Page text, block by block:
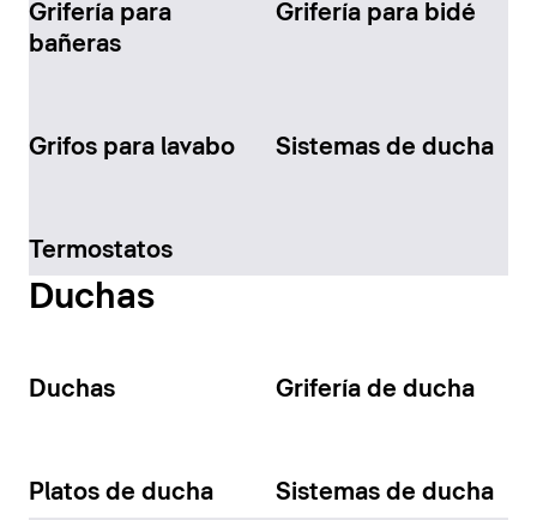
Grifería para
bañeras
Grifería para bidé
Grifos para lavabo Sistemas de ducha
Termostatos
Duchas
Duchas Grifería de ducha
Platos de ducha Sistemas de ducha